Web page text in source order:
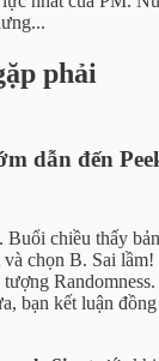
phải
dẫn đến
Buổi chiều thấy
và chọn B. Sai
bạn kết luận